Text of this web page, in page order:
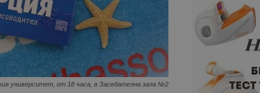
университет, от 18 часа, в Заседателна зала №2